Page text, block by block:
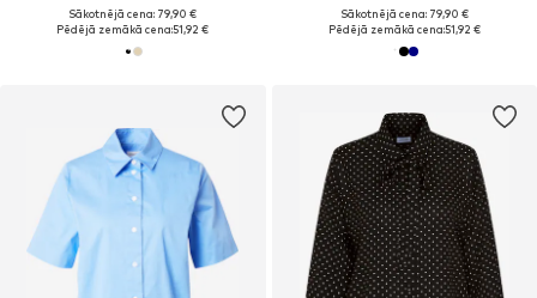
Sākotnējā cena: 79,90 €
Pēdējā zemākā cena:51,92 €
Sākotnējā cena: 79,90 €
Pēdējā zemākā cena:51,92 €